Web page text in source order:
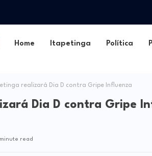
Home Itapetinga Política
realizará Dia D contra Gripe Influenza
Dia D contra Gripe
minute read